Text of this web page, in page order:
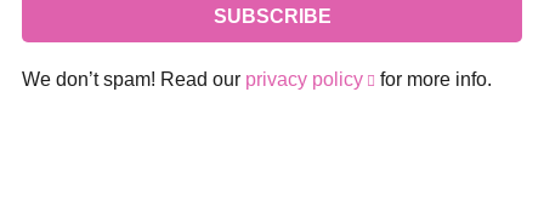
We don’t spam! Read our privacy policy for more info.